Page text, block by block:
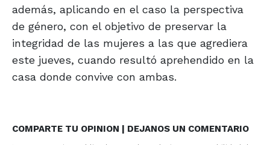
además, aplicando en el caso la perspectiva
de género, con el objetivo de preservar la
integridad de las mujeres a las que agrediera
este jueves, cuando resultó aprehendido en la
casa donde convive con ambas.
COMPARTE TU OPINION | DEJANOS UN COMENTARIO